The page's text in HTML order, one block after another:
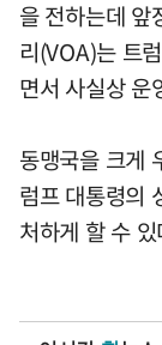
을 전하는데 앞
리(VOA)는 트
면서 사실상 운
동맹국을 크게
럼프 대통령의
처하게 할 수